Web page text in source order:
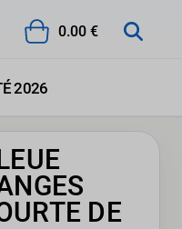
0.00 €
2026
DE